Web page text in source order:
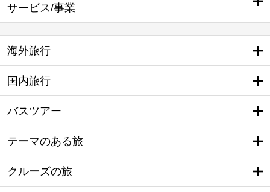
サービス/事業
海外旅行
国内旅行
バスツアー
テーマのある旅
クルーズの旅